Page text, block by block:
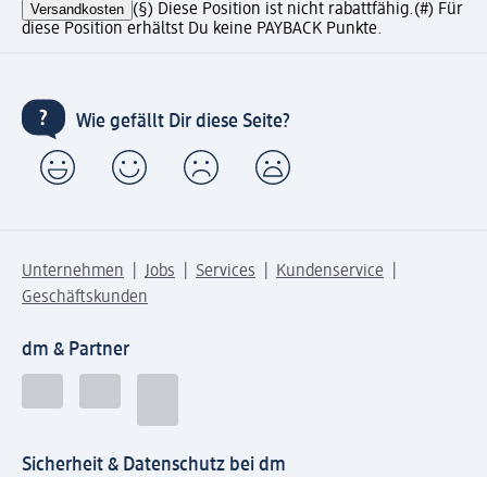
Versandkosten (§) Diese Position ist nicht rabattfähig.(#) Für
diese Position erhältst Du keine PAYBACK Punkte.
Wie gefällt Dir diese Seite?
Unternehmen Jobs Services
Kundenservice
Geschäftskunden
dm & Partner
Sicherheit & Datenschutz bei dm